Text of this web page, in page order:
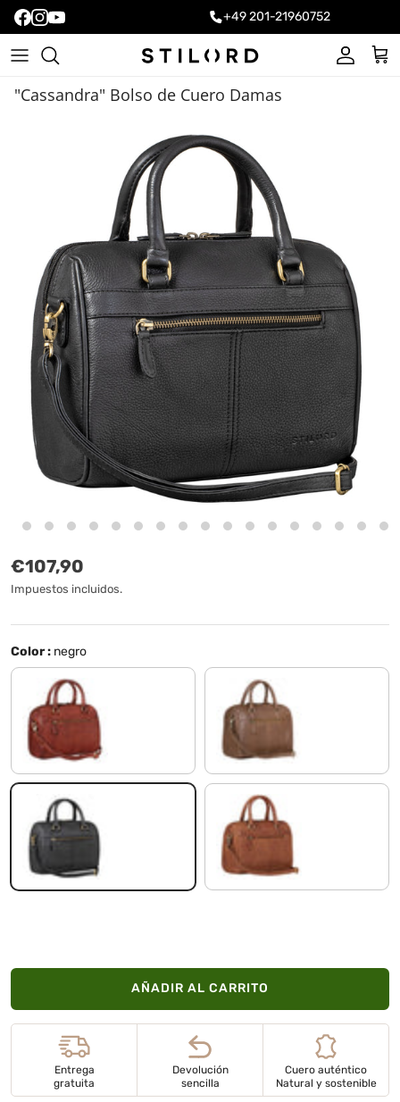
+49 201-21960752
Cuenta
"Cassandra" Bolso de Cuero Damas
Precio normal
€107,90
Impuestos incluidos.
Color : negro
cognac - used havanna - marrón
negro arrona - marrón
AÑADIR AL CARRITO
Entrega
gratuita
Devolución
sencilla
Cuero auténtico
Natural y sostenible